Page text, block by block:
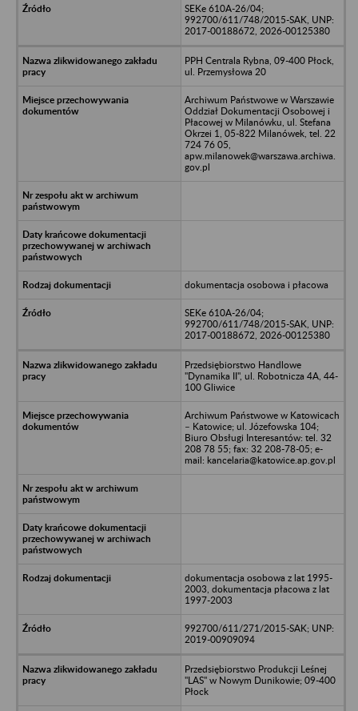
SEKe 610A-26/04;
992700/611/748/2015-SAK, UNP:
2017-00188672, 2026-00125380
PPH Centrala Rybna, 09-400 Płock,
ul. Przemysłowa 20
Archiwum Państwowe w Warszawie
Oddział Dokumentacji Osobowej i
Płacowej w Milanówku, ul. Stefana
Okrzei 1, 05-822 Milanówek, tel. 22
724 76 05,
apw.milanowek@warszawa.archiwa.
gov.pl
dokumentacja osobowa i płacowa
SEKe 610A-26/04;
992700/611/748/2015-SAK, UNP:
2017-00188672, 2026-00125380
Przedsiębiorstwo Handlowe
"Dynamika II", ul. Robotnicza 4A, 44-
100 Gliwice
Archiwum Państwowe w Katowicach
– Katowice; ul. Józefowska 104;
Biuro Obsługi Interesantów: tel. 32
208 78 55; fax: 32 208-78-05; e-
mail: kancelaria@katowice.ap.gov.pl
dokumentacja osobowa z lat 1995-
2003, dokumentacja płacowa z lat
1997-2003
992700/611/271/2015-SAK; UNP:
2019-00909094
Przedsiębiorstwo Produkcji Leśnej
"LAS" w Nowym Dunikowie; 09-400
Płock